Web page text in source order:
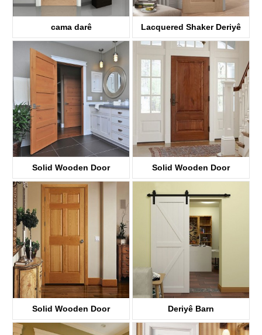
cama darê
KD01A-G
Lacquered Shaker Deriyê
darîn
KD01A
Solid Wooden Door
KD05C
Solid Wooden Door
KD02A
Solid Wooden Door
KD06AP
Deriyê Barn